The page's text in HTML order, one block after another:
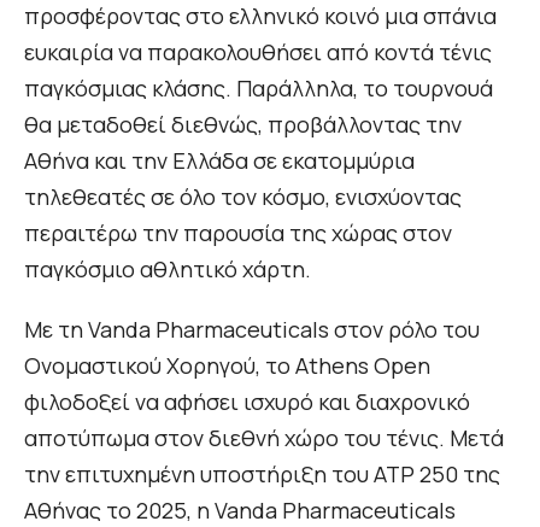
προσφέροντας στο ελληνικό κοινό μια σπάνια
ευκαιρία να παρακολουθήσει από κοντά τένις
παγκόσμιας κλάσης. Παράλληλα, το τουρνουά
θα μεταδοθεί διεθνώς, προβάλλοντας την
Αθήνα και την Ελλάδα σε εκατομμύρια
τηλεθεατές σε όλο τον κόσμο, ενισχύοντας
περαιτέρω την παρουσία της χώρας στον
παγκόσμιο αθλητικό χάρτη.
Με τη Vanda Pharmaceuticals στον ρόλο του
Ονομαστικού Χορηγού, το Athens Open
φιλοδοξεί να αφήσει ισχυρό και διαχρονικό
αποτύπωμα στον διεθνή χώρο του τένις. Μετά
την επιτυχημένη υποστήριξη του ATP 250 της
Αθήνας το 2025, η Vanda Pharmaceuticals